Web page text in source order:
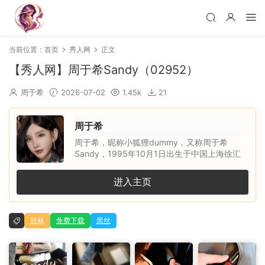
当前位置： 首页 秀人网 正文
【秀人网】周于希Sandy（02952）
周于希 2026-07-02 1.45k 21
周于希
周于希，昵称小狐狸dummy，又称周于希
Sandy，1995年10月1日出生于中国上海徐汇
B88/W60/H86，毕业于上海交通大学医学院中
医学专业。她是内地平面模特、一直播女主播，
受到关注。生活中的她兴趣广泛，喜欢旅游、时
选择，我们只能靠奋斗来使当初的选择显得正
确。
进入主页
丝袜 免费下载 黑丝